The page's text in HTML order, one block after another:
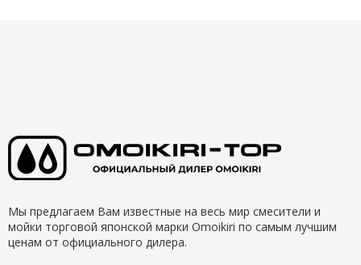
Мы предлагаем Вам известные на весь мир смесители и
мойки торговой японской марки Omoikiri по самым лучшим
ценам от официального дилера.